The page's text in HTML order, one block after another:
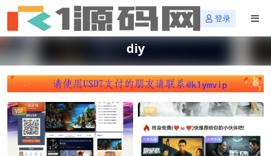
登录
diy
VIP VIP